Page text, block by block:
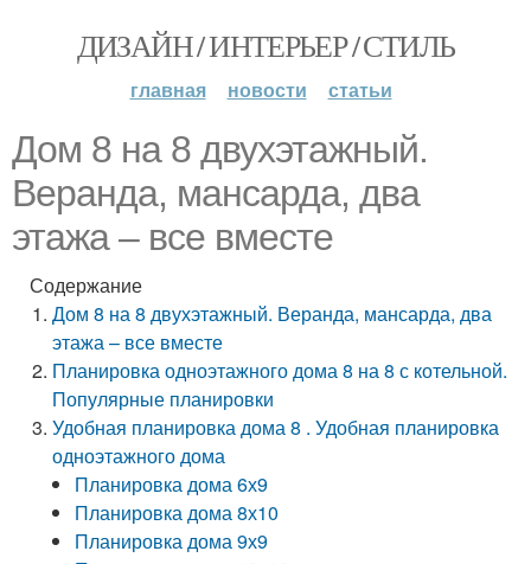
ДИЗАЙН / ИНТЕРЬЕР / СТИЛЬ
главная новости статьи
Дом 8 на 8 двухэтажный.
Веранда, мансарда, два
этажа – все вместе
Содержание
Дом 8 на 8 двухэтажный. Веранда, мансарда, два
этажа – все вместе
Планировка одноэтажного дома 8 на 8 с котельной.
Популярные планировки
Удобная планировка дома 8 . Удобная планировка
одноэтажного дома
Планировка дома 6х9
Планировка дома 8х10
Планировка дома 9х9